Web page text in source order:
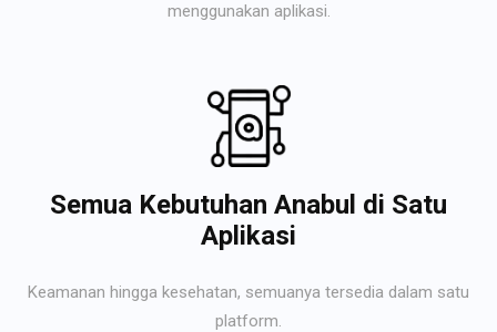
menggunakan aplikasi.
Semua Kebutuhan Anabul di Satu
Aplikasi
Keamanan hingga kesehatan, semuanya tersedia dalam satu
platform.